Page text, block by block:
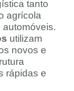
tanto
agrícola
utilizam
novos e
rápidas e